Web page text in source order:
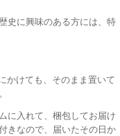
史に興味のある方には、特
かけても、そのまま置いて
に入れて、梱包してお届け
きなので、届いたその日か